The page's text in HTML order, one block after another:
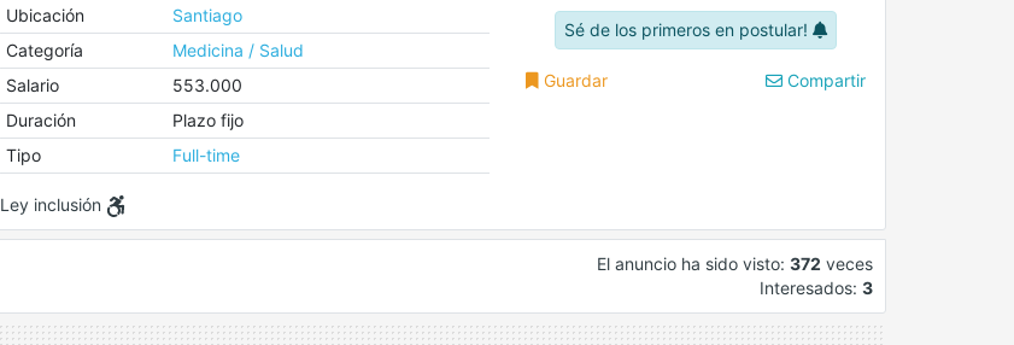
Ubicación
Santiago
Categoría
Medicina / Salud
Salario
553.000
Duración
Plazo fijo
Tipo
Full-time
Ley inclusión
Sé de los primeros en postular!
Guardar Compartir
El anuncio ha sido visto: 372 veces
Interesados: 3